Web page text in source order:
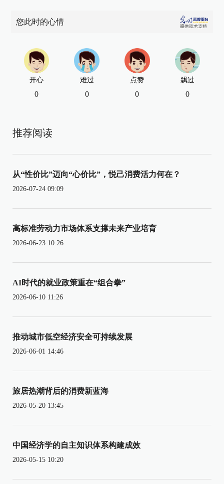
您此时的心情
开心
0
难过
0
点赞
0
飘过
0
推荐阅读
从“性价比”迈向“心价比”，悦己消费活力何在？
2026-07-24 09:09
高标准劳动力市场体系支撑未来产业培育
2026-06-23 10:26
AI时代的就业政策重在“组合拳”
2026-06-10 11:26
推动城市低空经济安全可持续发展
2026-06-01 14:46
旅居热潮背后的消费新蓝海
2026-05-20 13:45
中国经济学的自主知识体系构建成效
2026-05-15 10:20